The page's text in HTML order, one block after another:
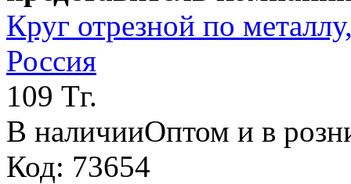
Круг отрезной по
Россия
109 Тг.
В наличииОптом и в
Код: 73654